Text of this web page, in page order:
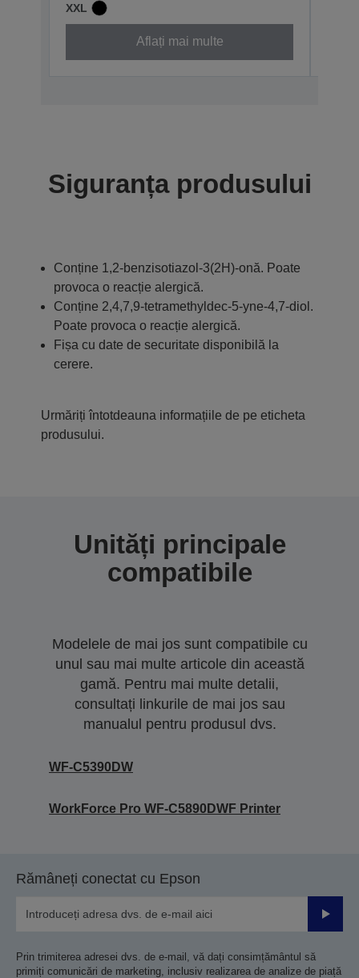
XXL
Aflați mai multe
Siguranța produsului
Conține 1,2-benzisotiazol-3(2H)-onă. Poate
provoca o reacție alergică.
Conține 2,4,7,9-tetramethyldec-5-yne-4,7-diol.
Poate provoca o reacție alergică.
Fișa cu date de securitate disponibilă la
cerere.
Urmăriți întotdeauna informațiile de pe eticheta
produsului.
Unități principale
compatibile
Modelele de mai jos sunt compatibile cu
unul sau mai multe articole din această
gamă. Pentru mai multe detalii,
consultați linkurile de mai jos sau
manualul pentru produsul dvs.
WF-C5390DW
WorkForce Pro WF-C5890DWF Printer
Rămâneți conectat cu Epson
Prin trimiterea adresei dvs. de e-mail, vă dați consimțământul să
primiți comunicări de marketing, inclusiv realizarea de analize de piață